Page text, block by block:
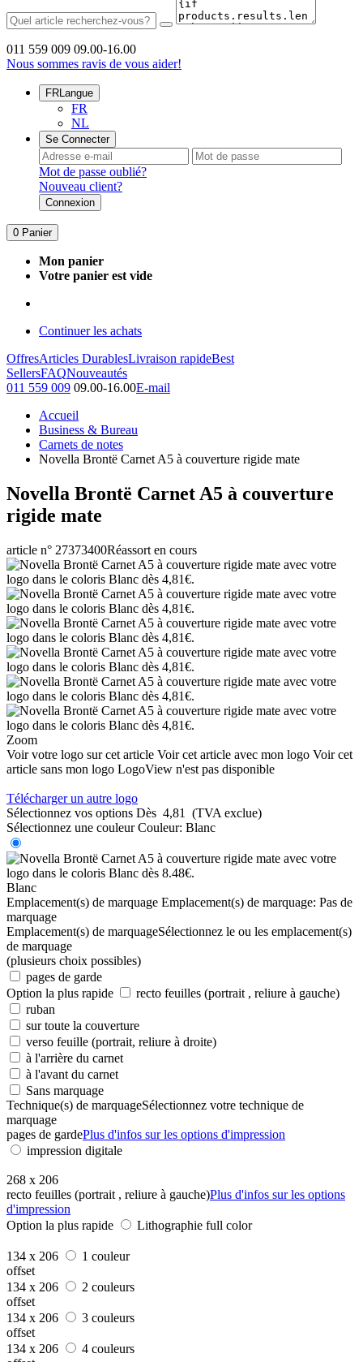
011 559 009 09.00-16.00
Nous sommes ravis de vous aider!
FRLangue
FR
NL
Se Connecter
Mot de passe oublié?
Nouveau client?
Connexion
0 Panier
Mon panier
Votre panier est vide
Continuer les achats
OffresArticles DurablesLivraison rapideBest
SellersFAQNouveautés
011 559 009 09.00-16.00E-mail
Accueil
Business & Bureau
Carnets de notes
Novella Brontë Carnet A5 à couverture rigide mate
Novella Brontë Carnet A5 à couverture
rigide mate
article n° 27373400Réassort en cours
Zoom
Voir votre logo sur cet article Voir cet article avec mon logo Voir cet
article sans mon logo LogoView n'est pas disponible
Télécharger un autre logo
Sélectionnez vos options Dès 4,81
(TVA exclue)
Sélectionnez une couleur Couleur: Blanc
Blanc
Emplacement(s) de marquage Emplacement(s) de marquage: Pas de
marquage
Emplacement(s) de marquageSélectionnez le ou les emplacement(s)
de marquage
(plusieurs choix possibles)
pages de garde
Option la plus rapide
recto feuilles (portrait , reliure à gauche)
ruban
sur toute la couverture
verso feuille (portrait, reliure à droite)
à l'arrière du carnet
à l'avant du carnet
Sans marquage
Technique(s) de marquageSélectionnez votre technique de
marquage
pages de gardePlus d'infos sur les options d'impression
impression digitale
268 x 206
recto feuilles (portrait , reliure à gauche)Plus d'infos sur les options
d'impression
Option la plus rapide
Lithographie full color
134 x 206
1 couleur
offset
134 x 206
2 couleurs
offset
134 x 206
3 couleurs
offset
134 x 206
4 couleurs